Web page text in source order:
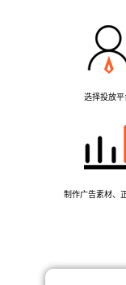
选择投放平
制作广告素材、